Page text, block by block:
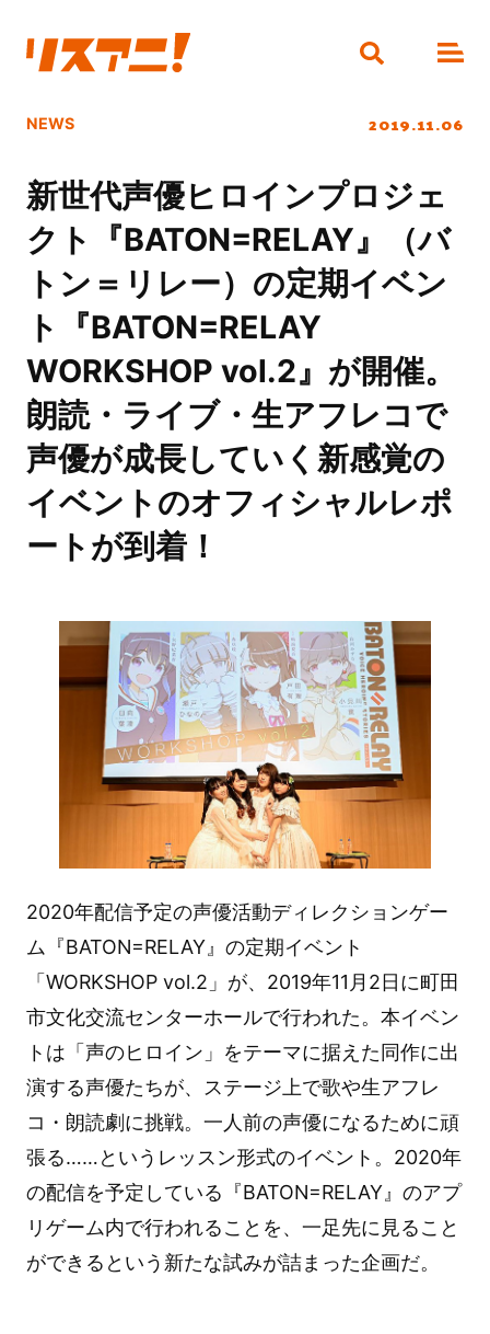
NEWS 2019.11.06
新世代声優ヒロインプロジェ
クト『BATON=RELAY』（バ
トン＝リレー）の定期イベン
ト『BATON=RELAY
WORKSHOP vol.2』が開催。
朗読・ライブ・生アフレコで
声優が成長していく新感覚の
イベントのオフィシャルレポ
ートが到着！
2020年配信予定の声優活動ディレクションゲー
ム『BATON=RELAY』の定期イベント
「WORKSHOP vol.2」が、2019年11月2日に町田
市文化交流センターホールで行われた。本イベン
トは「声のヒロイン」をテーマに据えた同作に出
演する声優たちが、ステージ上で歌や生アフレ
コ・朗読劇に挑戦。一人前の声優になるために頑
張る……というレッスン形式のイベント。2020年
の配信を予定している『BATON=RELAY』のアプ
リゲーム内で行われることを、一足先に見ること
ができるという新たな試みが詰まった企画だ。